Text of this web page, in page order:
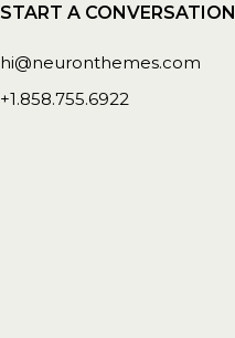
START A CONVERSATION
hi@neuronthemes.com
+1.858.755.6922